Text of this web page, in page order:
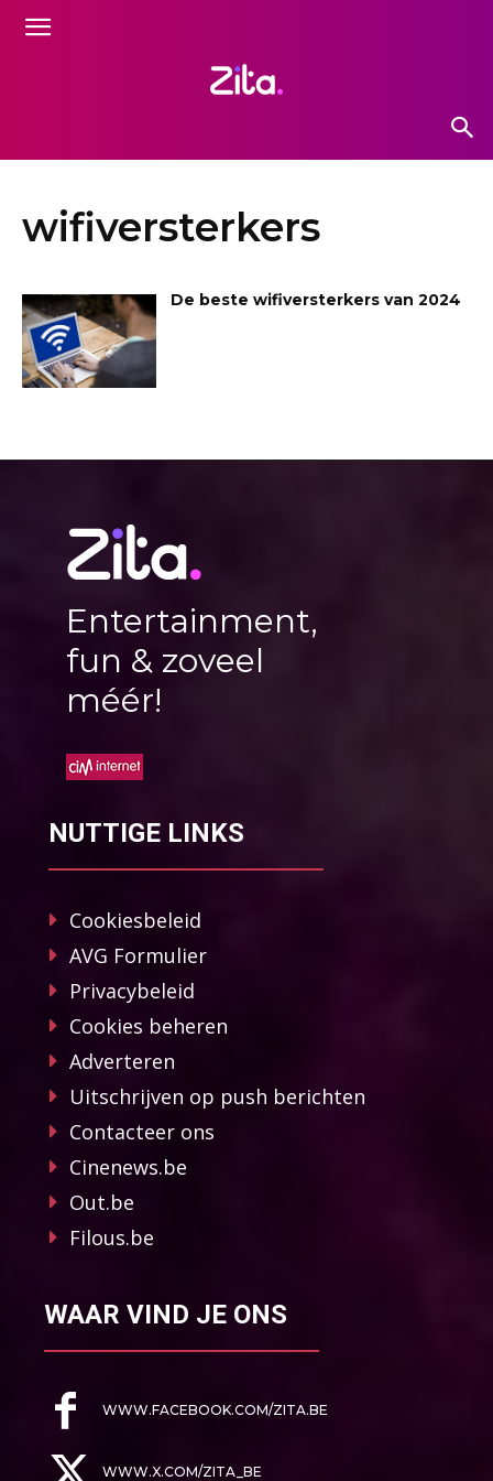
wifiversterkers
De beste wifiversterkers van 2024
Entertainment,
fun & zoveel
méér!
NUTTIGE LINKS
Cookiesbeleid
AVG Formulier
Privacybeleid
Cookies beheren
Adverteren
Uitschrijven op push berichten
Contacteer ons
Cinenews.be
Out.be
Filous.be
WAAR VIND JE ONS
WWW.FACEBOOK.COM/ZITA.BE
WWW.X.COM/ZITA_BE